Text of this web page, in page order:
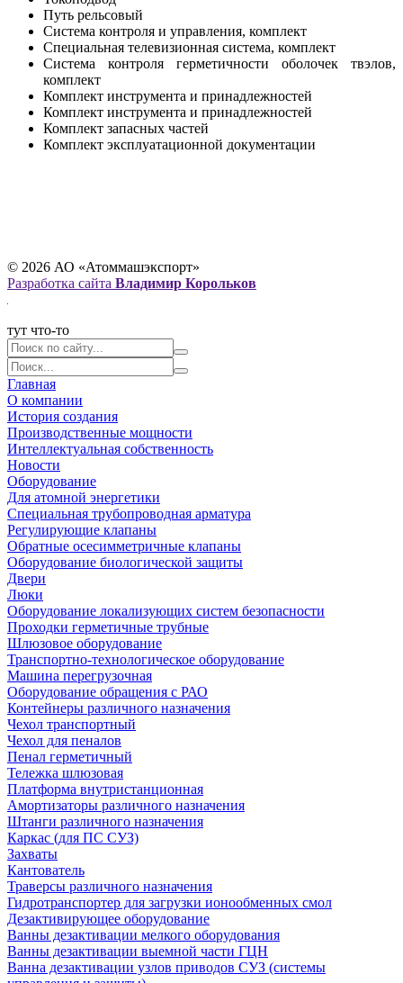
Путь рельсовый
Система контроля и управления, комплект
Специальная телевизионная система, комплект
Система контроля герметичности оболочек твэлов,
комплект
Комплект инструмента и принадлежностей
Комплект инструмента и принадлежностей
Комплект запасных частей
Комплект эксплуатационной документации
© 2026 АО «Атоммашэкспорт»
Разработка сайта Владимир Корольков
тут что-то
Главная
О компании
История создания
Производственные мощности
Интеллектуальная собственность
Новости
Оборудование
Для атомной энергетики
Специальная трубопроводная арматура
Регулирующие клапаны
Обратные осесимметричные клапаны
Оборудование биологической защиты
Двери
Люки
Оборудование локализующих систем безопасности
Проходки герметичные трубные
Шлюзовое оборудование
Транспортно-технологическое оборудование
Машина перегрузочная
Оборудование обращения с РАО
Контейнеры различного назначения
Чехол транспортный
Чехол для пеналов
Пенал герметичный
Тележка шлюзовая
Платформа внутристанционная
Амортизаторы различного назначения
Штанги различного назначения
Каркас (для ПС СУЗ)
Захваты
Кантователь
Траверсы различного назначения
Гидротранспортер для загрузки ионообменных смол
Дезактивирующее оборудование
Ванны дезактивации мелкого оборудования
Ванны дезактивации выемной части ГЦН
Ванна дезактивации узлов приводов СУЗ (системы